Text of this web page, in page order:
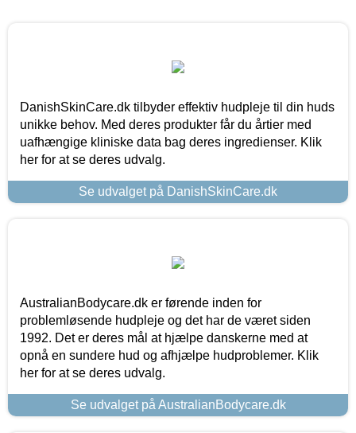
DanishSkinCare.dk tilbyder effektiv hudpleje til din huds
unikke behov. Med deres produkter får du årtier med
uafhængige kliniske data bag deres ingredienser. Klik
her for at se deres udvalg.
Se udvalget på DanishSkinCare.dk
AustralianBodycare.dk er førende inden for
problemløsende hudpleje og det har de været siden
1992. Det er deres mål at hjælpe danskerne med at
opnå en sundere hud og afhjælpe hudproblemer. Klik
her for at se deres udvalg.
Se udvalget på AustralianBodycare.dk